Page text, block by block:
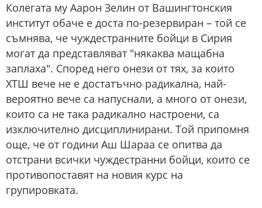
Колегата му Аарон Зелин от Вашингтонския
институт обаче е доста по-резервиран – той се
съмнява, че чуждестранните бойци в Сирия
могат да представляват "някаква мащабна
заплаха". Според него онези от тях, за които
ХТШ вече не е достатъчно радикална, най-
вероятно вече са напуснали, а много от онези,
които са не така радикално настроени, са
изключително дисциплинирани. Той припомня
още, че от години Аш Шараа се опитва да
отстрани всички чуждестранни бойци, които се
противопоставят на новия курс на
групировката.